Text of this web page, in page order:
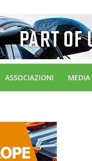
ASSOCIAZIONI MEDIA